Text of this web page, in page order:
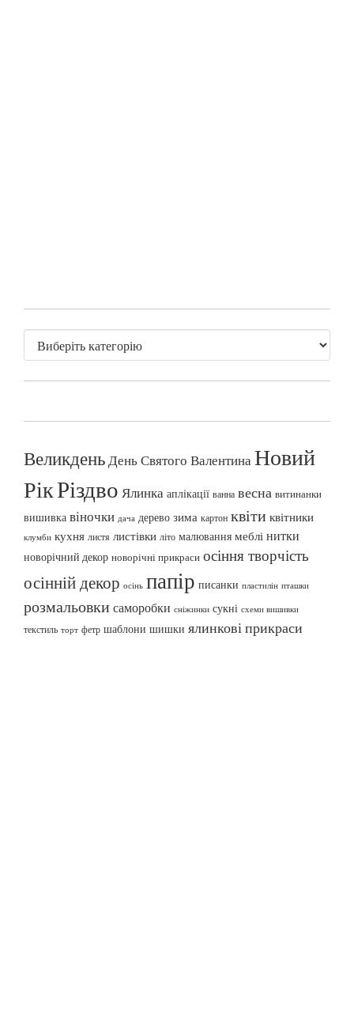
ВеликденьДень Святого ВалентинаНовий
РікРіздво Ялинка аплікації ванна весна витинанки
вишивка віночки дача дерево зима картон квіти квітники
клумби кухня листя листівки літо малювання меблі нитки
новорічний декор новорічні прикраси осіння творчість
осінній декор осінь папір писанки пластилін пташки
розмальовки саморобки сніжинки сукні схеми вишивки
текстиль торт фетр шаблони шишки ялинкові прикраси